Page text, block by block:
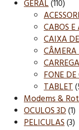
GERAL(110)
CABOS
CAIXA
CÂMERA
FONE
TABLET
Modems &
OCULOS 3D(1)
PELICULAS(3)